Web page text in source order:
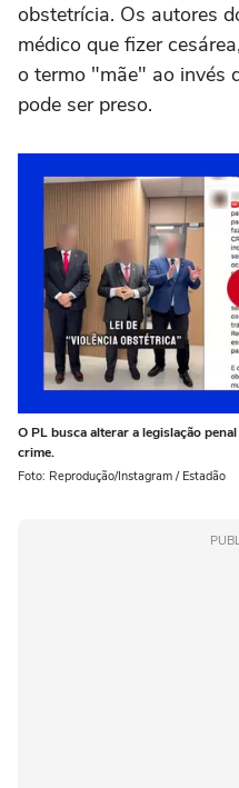
obstetrícia. Os autores
médico que fizer
o termo "mãe" ao invés
pode ser preso.
O PL busca alterar a legislação
crime.
Foto: Reprodução/Instagram / Estadão